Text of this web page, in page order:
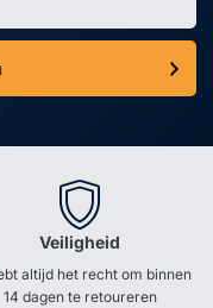
Veiligheid
altijd het recht om binnen
14 dagen te retoureren